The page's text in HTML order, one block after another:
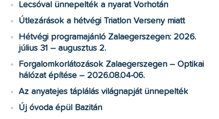
Lecsóval ünnepelték a nyarat Vorhotán
Útlezárások a hétvégi Triatlon Verseny miatt
Hétvégi programajánló Zalaegerszegen: 2026.
július 31 – augusztus 2.
Forgalomkorlátozások Zalaegerszegen – Optikai
hálózat építése – 2026.08.04-06.
Az anyatejes táplálás világnapját ünnepelték
Új óvoda épül Bazitán